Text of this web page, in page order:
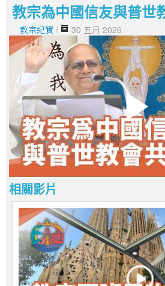
教宗為中國信友與普世
教宗紀實 / 30 五月 2026
相關影片